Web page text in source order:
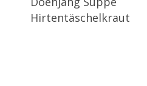
Hirtentäschelkraut